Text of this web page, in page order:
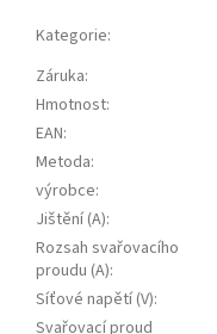
Kategorie:
Záruka:
Hmotnost:
EAN:
Metoda:
výrobce:
Jištění (A):
Rozsah svařovacího
proudu (A):
Síťové napětí (V):
Svařovací proud